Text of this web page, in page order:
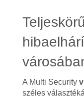
A Multi Security
széles